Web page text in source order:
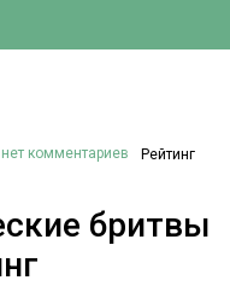
нет комментариев Рейтинг
бритвы